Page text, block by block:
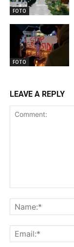
FOTO
FOTO
LEAVE A REPLY